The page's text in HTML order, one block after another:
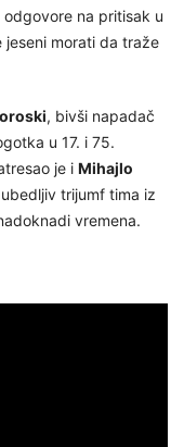
na pritisak u
jeseni morati da traže
, bivši napadač
u 17. i 75.
je i Mihajlo
trijumf tima iz
vremena.